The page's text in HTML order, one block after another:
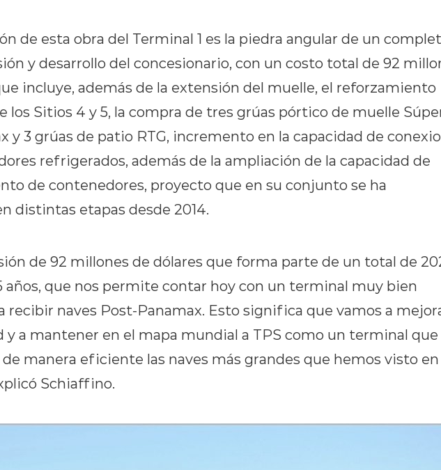
de esta obra del Terminal 1 es la piedra angular de un
y desarrollo del concesionario, con un costo total de 92
incluye, además de la extensión del muelle, el reforzamiento
los Sitios 4 y 5, la compra de tres grúas pórtico de muelle
y 3 grúas de patio RTG, incremento en la capacidad de
refrigerados, además de la ampliación de la capacidad de
de contenedores, proyecto que en su conjunto se ha
distintas etapas desde 2014.
de 92 millones de dólares que forma parte de un total de
años, que nos permite contar hoy con un terminal muy bien
recibir naves Post-Panamax. Esto significa que vamos a
a mantener en el mapa mundial a TPS como un terminal que
manera eficiente las naves más grandes que hemos visto en
Schiaffino.